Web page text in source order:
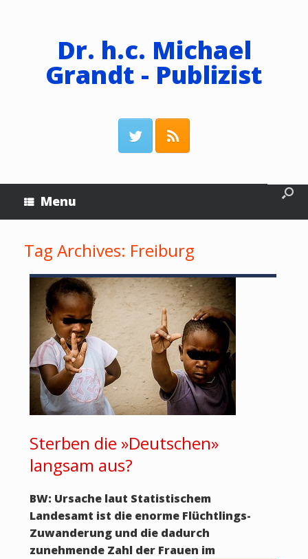
Dr. h.c. Michael
Grandt - Publizist
Menu
Tag Archives: Freiburg
Sterben die »Deutschen»
langsam aus?
BW: Ursache laut Statistischem
Landesamt ist die enorme Flüchtlings-
Zuwanderung und die dadurch
zunehmende Zahl der Frauen im